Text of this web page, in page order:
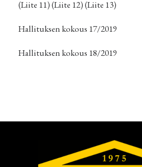
(Liite 11)(Liite 12)(Liite 13)
Hallituksen kokous 17/2019
Hallituksen kokous 18/2019